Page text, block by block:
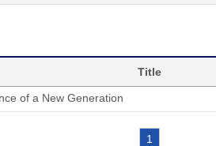
Title
of a New Generation
1